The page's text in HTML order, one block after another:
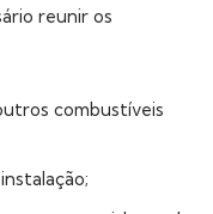
reunir os
combustíveis